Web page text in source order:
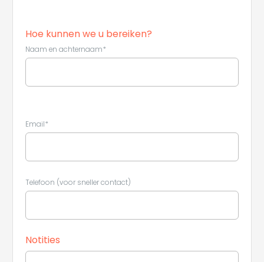
Hoe kunnen we u bereiken?
Naam en achternaam*
Email*
Telefoon (voor sneller contact)
Notities